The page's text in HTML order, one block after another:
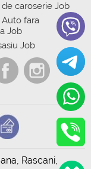
caroserie Job
fara
Job
Job
Rascani,